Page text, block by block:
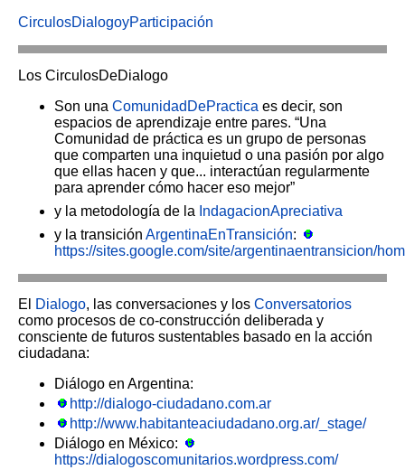
CirculosDialogoyParticipación
Los CirculosDeDialogo
Son una ComunidadDePractica es decir, son
espacios de aprendizaje entre pares. “Una
Comunidad de práctica es un grupo de personas
que comparten una inquietud o una pasión por algo
que ellas hacen y que... interactúan regularmente
para aprender cómo hacer eso mejor”
y la metodología de la IndagacionApreciativa
y la transición ArgentinaEnTransición:
https://sites.google.com/site/argentinaentransicion/
El Dialogo, las conversaciones y los Conversatorios
como procesos de co-construcción deliberada y
consciente de futuros sustentables basado en la acción
ciudadana:
Diálogo en Argentina:
http://dialogo-ciudadano.com.ar
http://www.habitanteaciudadano.org.ar/_stage/
Diálogo en México:
https://dialogoscomunitarios.wordpress.com/